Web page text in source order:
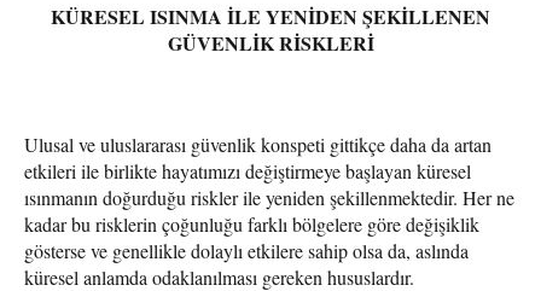
KÜRESEL ISINMA İLE YENİDEN ŞEKİLLENEN
GÜVENLİK RİSKLERİ
Ulusal ve uluslararası güvenlik konspeti gittikçe daha da artan
etkileri ile birlikte hayatımızı değiştirmeye başlayan küresel
ısınmanın doğurduğu riskler ile yeniden şekillenmektedir. Her ne
kadar bu risklerin çoğunluğu farklı bölgelere göre değişiklik
gösterse ve genellikle dolaylı etkilere sahip olsa da, aslında
küresel anlamda odaklanılması gereken hususlardır.